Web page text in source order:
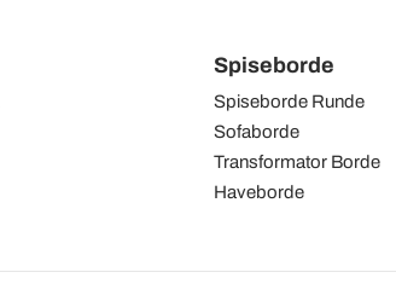
Spiseborde
Spiseborde Runde
Sofaborde
Transformator Borde
Haveborde